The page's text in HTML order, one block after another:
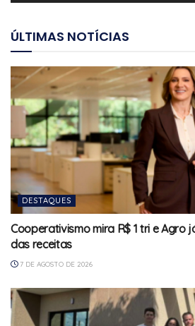
ÚLTIMAS NOTÍCIAS
DESTAQUES
Cooperativismo mira R$ 1 tri e Agro
das receitas
7 DE AGOSTO DE 2026